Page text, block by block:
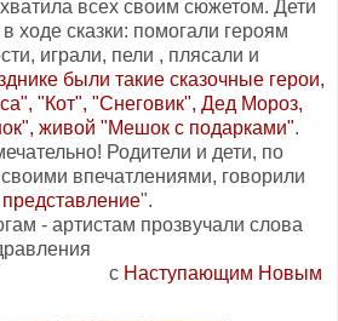
всех своим сюжетом. Дети
ходе сказки: помогали героям
играли, пели , плясали и
были такие сказочные герои,
"Кот", "Снеговик", Дед Мороз,
живой "Мешок с подарками".
Родители и дети, по
впечатлениями, говорили
".
прозвучали слова
Наступающим Новым